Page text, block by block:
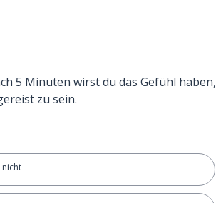
5 Minuten wirst du das Gefühl haben,
zu sein.
nicht